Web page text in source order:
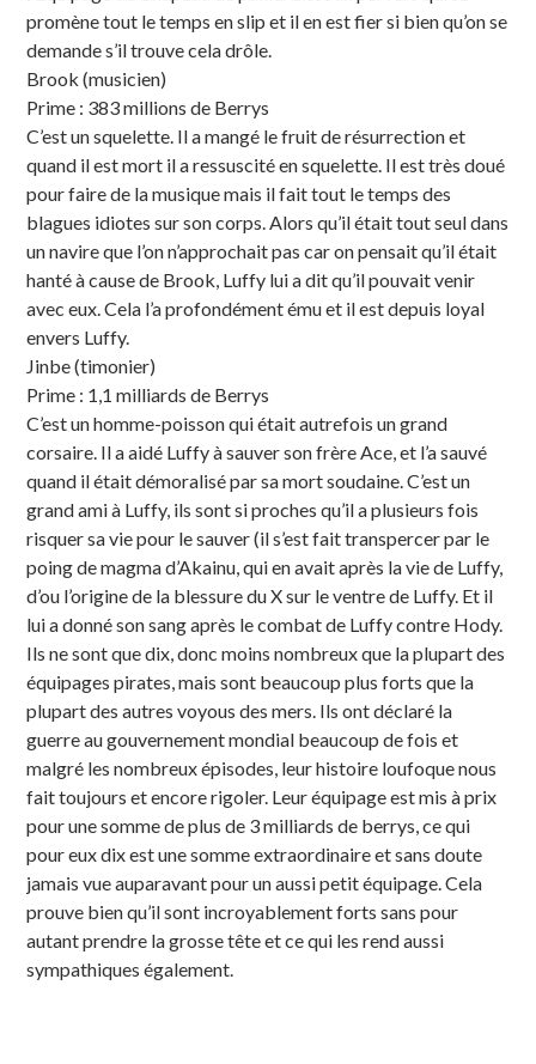
promène tout le temps en slip et il en est fier si bien qu’on se
demande s’il trouve cela drôle.
Brook (musicien)
Prime : 383 millions de Berrys
C’est un squelette. Il a mangé le fruit de résurrection et
quand il est mort il a ressuscité en squelette. Il est très doué
pour faire de la musique mais il fait tout le temps des
blagues idiotes sur son corps. Alors qu’il était tout seul dans
un navire que l’on n’approchait pas car on pensait qu’il était
hanté à cause de Brook, Luffy lui a dit qu’il pouvait venir
avec eux. Cela l’a profondément ému et il est depuis loyal
envers Luffy.
Jinbe (timonier)
Prime : 1,1 milliards de Berrys
C’est un homme-poisson qui était autrefois un grand
corsaire. Il a aidé Luffy à sauver son frère Ace, et l’a sauvé
quand il était démoralisé par sa mort soudaine. C’est un
grand ami à Luffy, ils sont si proches qu’il a plusieurs fois
risquer sa vie pour le sauver (il s’est fait transpercer par le
poing de magma d’Akainu, qui en avait après la vie de Luffy,
d’ou l’origine de la blessure du X sur le ventre de Luffy. Et il
lui a donné son sang après le combat de Luffy contre Hody.
Ils ne sont que dix, donc moins nombreux que la plupart des
équipages pirates, mais sont beaucoup plus forts que la
plupart des autres voyous des mers. Ils ont déclaré la
guerre au gouvernement mondial beaucoup de fois et
malgré les nombreux épisodes, leur histoire loufoque nous
fait toujours et encore rigoler. Leur équipage est mis à prix
pour une somme de plus de 3 milliards de berrys, ce qui
pour eux dix est une somme extraordinaire et sans doute
jamais vue auparavant pour un aussi petit équipage. Cela
prouve bien qu’il sont incroyablement forts sans pour
autant prendre la grosse tête et ce qui les rend aussi
sympathiques également.